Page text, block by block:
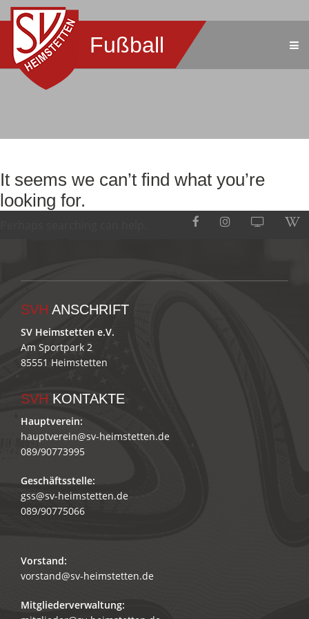
Fußball
It seems we can’t find what you’re
looking for.
SVH ANSCHRIFT
SV Heimstetten e.V.
Am Sportpark 2
85551 Heimstetten
SVH KONTAKTE
Hauptverein:
hauptverein@sv-heimstetten.de
089/90773995
Geschäftsstelle:
gss@sv-heimstetten.de
089/90775066
Vorstand:
vorstand@sv-heimstetten.de
Mitgliederverwaltung: